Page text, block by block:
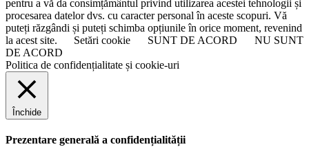
pentru a vă da consimțământul privind utilizarea acestei tehnologii și
procesarea datelor dvs. cu caracter personal în aceste scopuri. Vă
puteți răzgândi și puteți schimba opțiunile în orice moment, revenind
la acest site.
Setări cookie SUNT DE ACORD
NU SUNT
DE ACORD
Politica de confidențialitate și cookie-uri
Închide
Prezentare generală a confidențialității